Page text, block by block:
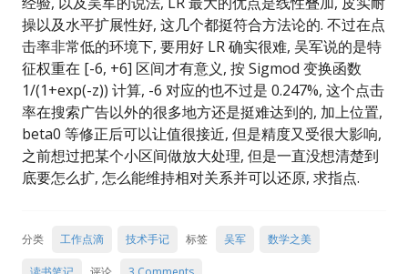
操以及水平扩展性好, 这几个都挺符合方法论的. 不过在点
击率非常低的环境下, 要用好 LR 确实很难, 吴军说的是特
征权重在 [-6, +6] 区间才有意义, 按 Sigmod 变换函数
1/(1+exp(-z)) 计算, -6 对应的也不过是 0.247%, 这个点击
率在搜索广告以外的很多地方还是挺难达到的, 加上位置,
beta0 等修正后可以让值很接近, 但是精度又受很大影响,
之前想过把某个小区间做放大处理, 但是一直没想清楚到
底要怎么扩, 怎么能维持相对关系并可以还原, 求指点.
分类 工作点滴 技术手记 标签 吴军 数学之美